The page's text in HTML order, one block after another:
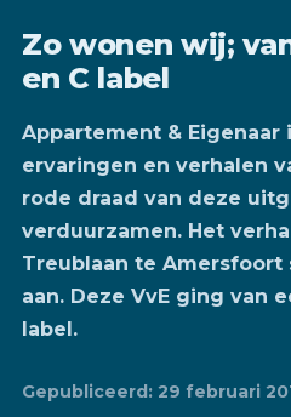
Zo wonen wij;
en C label
Appartement & Eigenaar
ervaringen en verhalen
rode draad van deze
verduurzamen. Het
Treublaan te
aan. Deze VvE ging van
label.
Gepubliceerd: 29 februari